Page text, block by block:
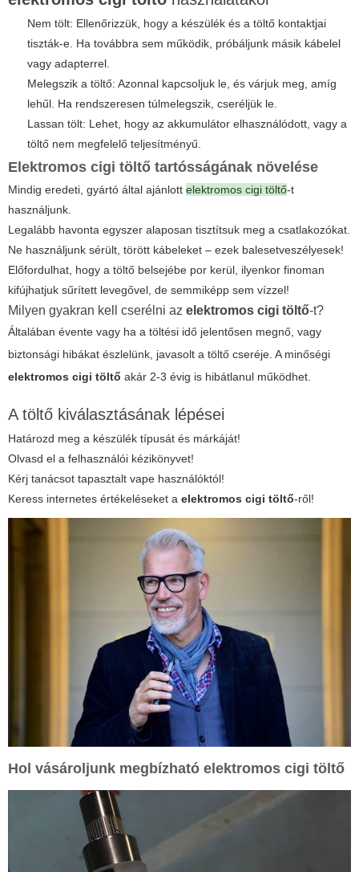
Nem tölt: Ellenőrizzük, hogy a készülék és a töltő kontaktjai
tiszták-e. Ha továbbra sem működik, próbáljunk másik kábelel
vagy adapterrel.
Melegszik a töltő: Azonnal kapcsoljuk le, és várjuk meg, amíg
lehűl. Ha rendszeresen túlmelegszik, cseréljük le.
Lassan tölt: Lehet, hogy az akkumulátor elhasználódott, vagy a
töltő nem megfelelő teljesítményű.
Elektromos cigi töltő tartósságának növelése
Mindig eredeti, gyártó által ajánlott elektromos cigi töltő-t
használjunk.
Legalább havonta egyszer alaposan tisztítsuk meg a csatlakozókat.
Ne használjunk sérült, törött kábeleket – ezek balesetveszélyesek!
Előfordulhat, hogy a töltő belsejébe por kerül, ilyenkor finoman
kifújhatjuk sűrített levegővel, de semmiképp sem vízzel!
Milyen gyakran kell cserélni az elektromos cigi töltő-t?
Általában évente vagy ha a töltési idő jelentősen megnő, vagy
biztonsági hibákat észlelünk, javasolt a töltő cseréje. A minőségi
elektromos cigi töltő akár 2-3 évig is hibátlanul működhet.
A töltő kiválasztásának lépései
Határozd meg a készülék típusát és márkáját!
Olvasd el a felhasználói kézikönyvet!
Kérj tanácsot tapasztalt vape használóktól!
Keress internetes értékeléseket a elektromos cigi töltő-ről!
Hol vásároljunk megbízható elektromos cigi töltő